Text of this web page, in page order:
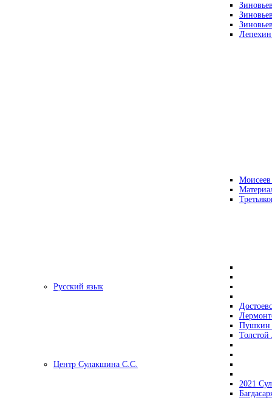
Русский язык
Центр Сулакшина С.С.
2021